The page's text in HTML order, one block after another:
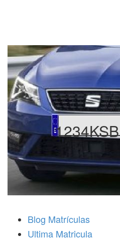
1234KSB
Blog Matrículas
Ultima Matricula